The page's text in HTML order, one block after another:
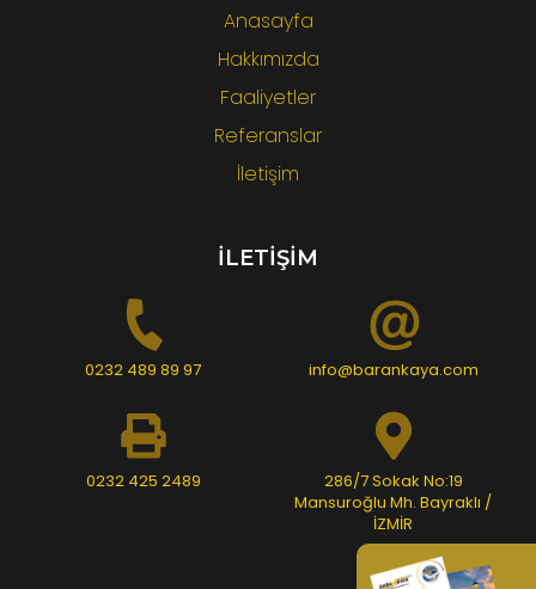
Anasayfa
Hakkımızda
Faaliyetler
Referanslar
İletişim
İLETİŞİM
0232 489 89 97 info@barankaya.com
0232 425 2489
286/7 Sokak No:19
Mansuroğlu Mh. Bayraklı /
İZMİR